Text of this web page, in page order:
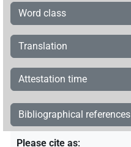
Word class
Translation
Attestation time
Bibliographical references
Please cite as: